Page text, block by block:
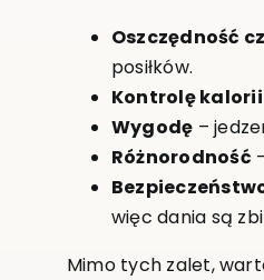
Oszczędność
posiłków.
Kontrolę kalorii
Wygodę –
Różnorodność
więc dania są
Mimo tych zalet,